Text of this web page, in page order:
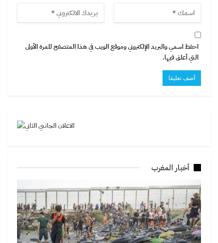
احفظ اسمي والبريد الإلكتروني وموقع الويب في هذا المتصفح للمرة الأولى
التي أعلق فيها.
أخبار المغرب